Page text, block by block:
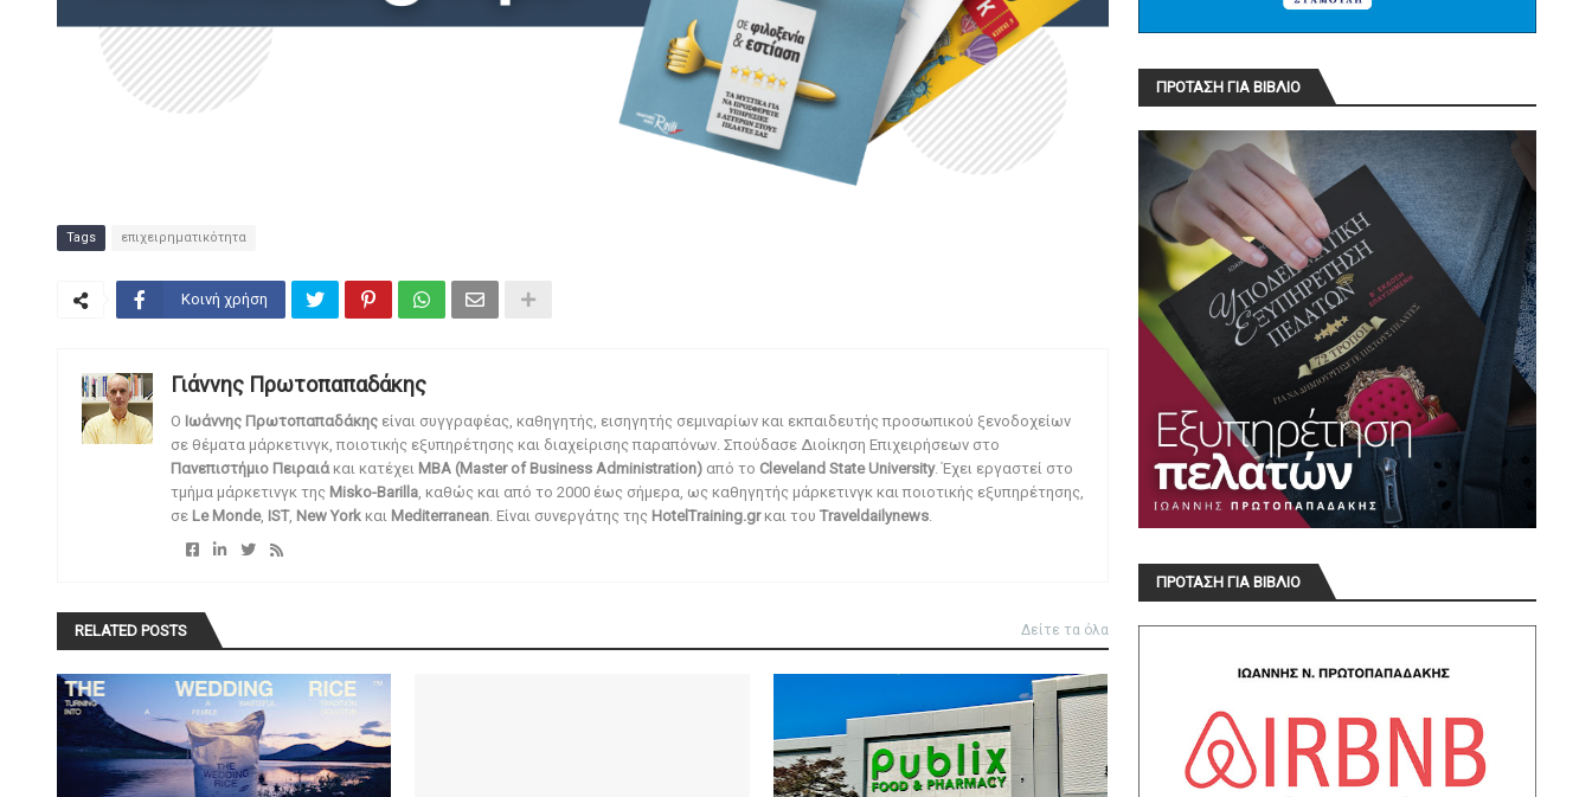
Tags επιχειρηματικότητα
Κοινή χρήση
Γιάννης Πρωτοπαπαδάκης
O Ιωάννης Πρωτοπαπαδάκης είναι συγγραφέας, καθηγητής, εισηγητής σεμιναρίων και εκπαιδευτής προσωπικού ξενοδοχείων
σε θέματα μάρκετινγκ, ποιοτικής εξυπηρέτησης και διαχείρισης παραπόνων. Σπούδασε Διοίκηση Επιχειρήσεων στο
Πανεπιστήμιο Πειραιάκαι κατέχει MBA (Master of Business Administration)από το Cleveland State University. Έχει εργαστεί στο
τμήμα μάρκετινγκ της Misko-Barilla, καθώς και από το 2000 έως σήμερα, ως καθηγητής μάρκετινγκ και ποιοτικής εξυπηρέτησης,
σε Le Monde, IST, New Yorkκαι Mediterranean. Είναι συνεργάτης της HotelTraining.grκαι του Traveldailynews.
RELATED POSTS Δείτε τα όλα
ΠΡΟΤΑΣΗ ΓΙΑ ΒΙΒΛΙΟ
ΠΡΟΤΑΣΗ ΓΙΑ ΒΙΒΛΙΟ